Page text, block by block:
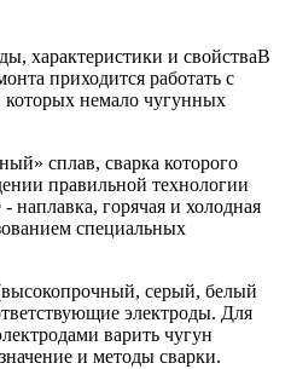
В
приходится работать с
немало чугунных
сплав, сварка которого
правильной технологии
наплавка, горячая и холодная
специальных
серый, белый
электроды. Для
варить чугун
и методы сварки.